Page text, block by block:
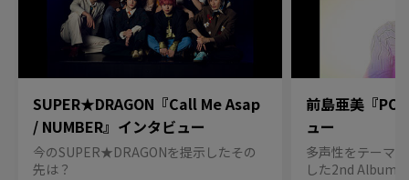
SUPER★DRAGON『Call Me Asap
/ NUMBER』インタビュー
今のSUPER★DRAGONを提示したその
先は？
前島亜美『
ュー
多声性をテーマ
した2nd Album